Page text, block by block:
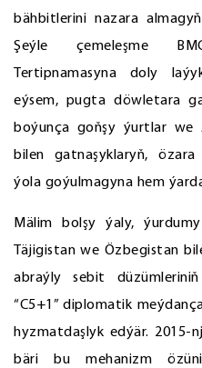
bähbitlerini nazara
Şeýle çemeleşme
Tertipnamasyna doly
eýsem, pugta döwletara
boýunça goňşy ýurtlar we
bilen gatnaşyklaryň, özara
ýola goýulmagyna hem
Mälim bolşy ýaly,
Täjigistan we Özbegistan
abraýly sebit
“C5+1” diplomatik
hyzmatdaşlyk edýär.
bäri bu mehanizm